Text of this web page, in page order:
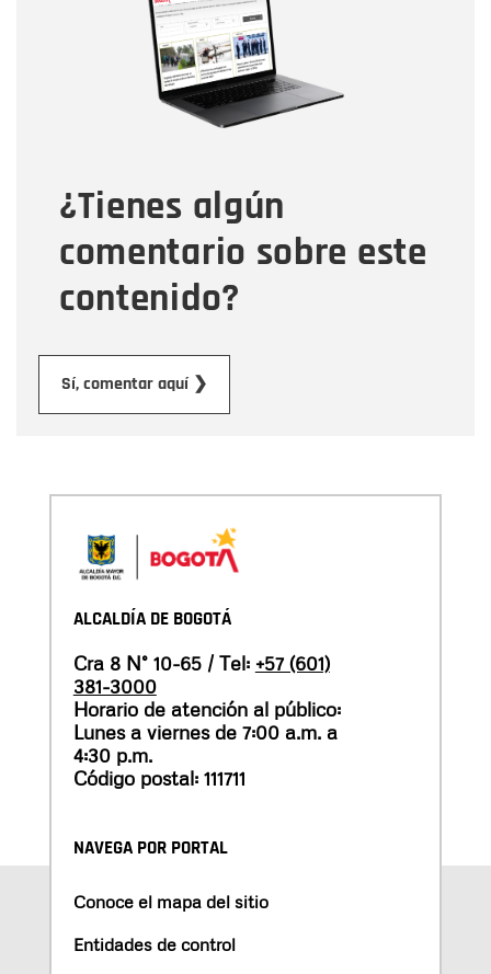
¿Tienes algún
comentario sobre este
contenido?
Sí, comentar aquí ❯
Correo electrónico
Tipo de comentario
Mensaje
ALCALDÍA DE BOGOTÁ
Cra 8 N° 10-65 / Tel: +57 (601)
381-3000
Horario de atención al público:
Lunes a viernes de 7:00 a.m. a
4:30 p.m.
Código postal: 111711
NAVEGA POR PORTAL
Conoce el mapa del sitio
Entidades de control